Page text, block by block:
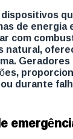
de energia
com
natural,
durante